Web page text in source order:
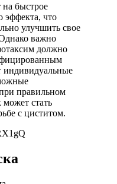
быстрое
эффекта, что
улучшить свое
важно
должно
индивидуальные
правильном
стать
с циститом.